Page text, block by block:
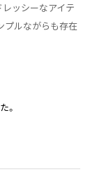
ッシーなアイテ
プルながらも存在
。